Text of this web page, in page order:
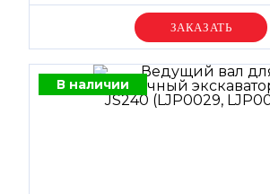
Уточняйте цену
В наличии